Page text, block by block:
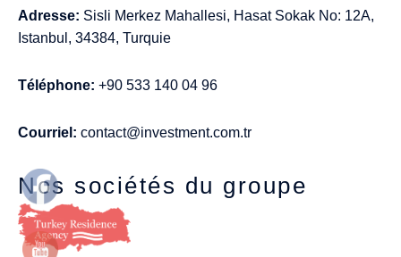
Adresse: Sisli Merkez Mahallesi, Hasat Sokak No: 12A,
Istanbul, 34384, Turquie
Téléphone: +90 533 140 04 96
Courriel: contact@investment.com.tr
Nos sociétés du groupe